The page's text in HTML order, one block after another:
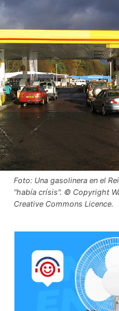
Foto: Una gasolinera en el
"había crísis". © Copyright
Creative Commons Licence.